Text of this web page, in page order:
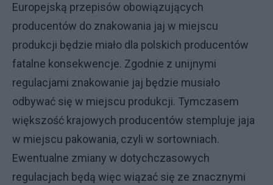
Europejską przepisów obowiązujących
producentów do znakowania jaj w miejscu
produkcji będzie miało dla polskich producentów
fatalne konsekwencje. Zgodnie z unijnymi
regulacjami znakowanie jaj będzie musiało
odbywać się w miejscu produkcji. Tymczasem
większość krajowych producentów stempluje jaja
w miejscu pakowania, czyli w sortowniach.
Ewentualne zmiany w dotychczasowych
regulacjach będą więc wiązać się ze znacznymi